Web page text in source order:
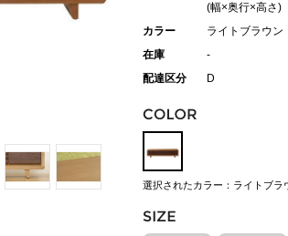
(幅×奥行×高さ)
カラー
ライトブラウン
在庫
-
配達区分
D
選択されたカラー：ライトブラ